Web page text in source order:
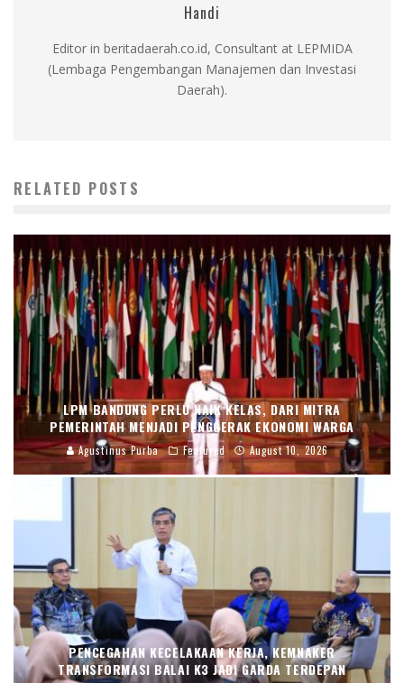
Handi
Editor in beritadaerah.co.id, Consultant at LEPMIDA
(Lembaga Pengembangan Manajemen dan Investasi
Daerah).
RELATED POSTS
LPM BANDUNG PERLU NAIK KELAS, DARI MITRA
PEMERINTAH MENJADI PENGGERAK EKONOMI WARGA
Agustinus Purba Featured August 10, 2026
PENCEGAHAN KECELAKAAN KERJA, KEMNAKER
TRANSFORMASI BALAI K3 JADI GARDA TERDEPAN